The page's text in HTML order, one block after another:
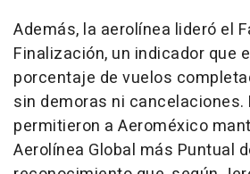
Además, la aerolínea lideró el
Finalización, un indicador que
porcentaje de vuelos
sin demoras ni cancelaciones.
permitieron a Aeroméxico
Aerolínea Global más Puntual